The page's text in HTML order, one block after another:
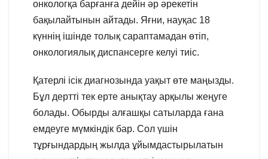
онкологқа барғанға дейін әр әрекетін
бақылайтынын айтады. Яғни, науқас 18
күннің ішінде толық сараптамадан өтіп,
онкологиялық диспансерге келуі тиіс.
Қатерлі ісік диагнозында уақыт өте маңызды.
Бұл дертті тек ерте анықтау арқылы жеңуге
болады. Обырды алғашқы сатыларда ғана
емдеуге мүмкіндік бар. Сол үшін
тұрғындардың жылда ұйымдастырылатын